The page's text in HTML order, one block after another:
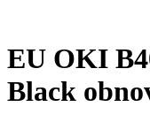
EU OKI
Black